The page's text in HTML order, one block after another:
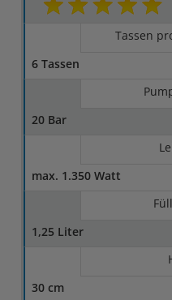
Tassen
6 Tassen
20 Bar
max. 1.350 Watt
1,25 Liter
30 cm